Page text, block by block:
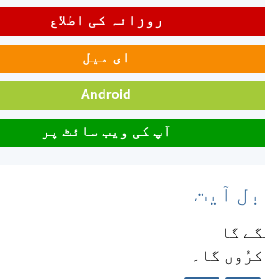
روزانہ کی اطلاع
ای میل
Android
آپ کی ویب سائٹ پر
آیت
گا
گا۔